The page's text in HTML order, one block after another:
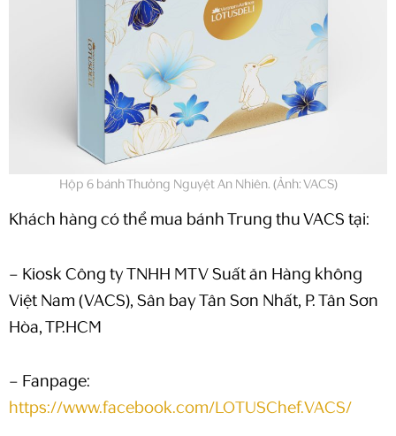
Hộp 6 bánh Thưởng Nguyệt An Nhiên. (Ảnh: VACS)
Khách hàng có thể mua bánh Trung thu VACS tại:
– Kiosk Công ty TNHH MTV Suất ăn Hàng không
Việt Nam (VACS), Sân bay Tân Sơn Nhất, P. Tân Sơn
Hòa, TP.HCM
– Fanpage:
https://www.facebook.com/LOTUSChef.VACS/